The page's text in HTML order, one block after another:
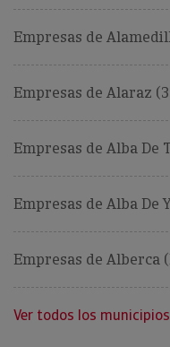
Empresas de
Empresas de Alaraz
Empresas de Alba De
Empresas de Alba De
Empresas de Alberca
Ver todos los municipios